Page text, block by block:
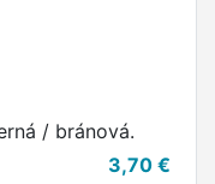
/ bránová.
3,70 €